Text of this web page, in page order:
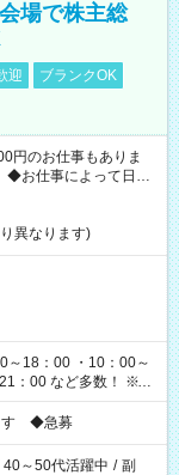
場で株主総
迎
ブランクOK
円のお仕事もありま
お仕事によって日給
異なります)
～18：00 ・10：00～
数！ ※お
す ◆急募
40～50代活躍中 / 副